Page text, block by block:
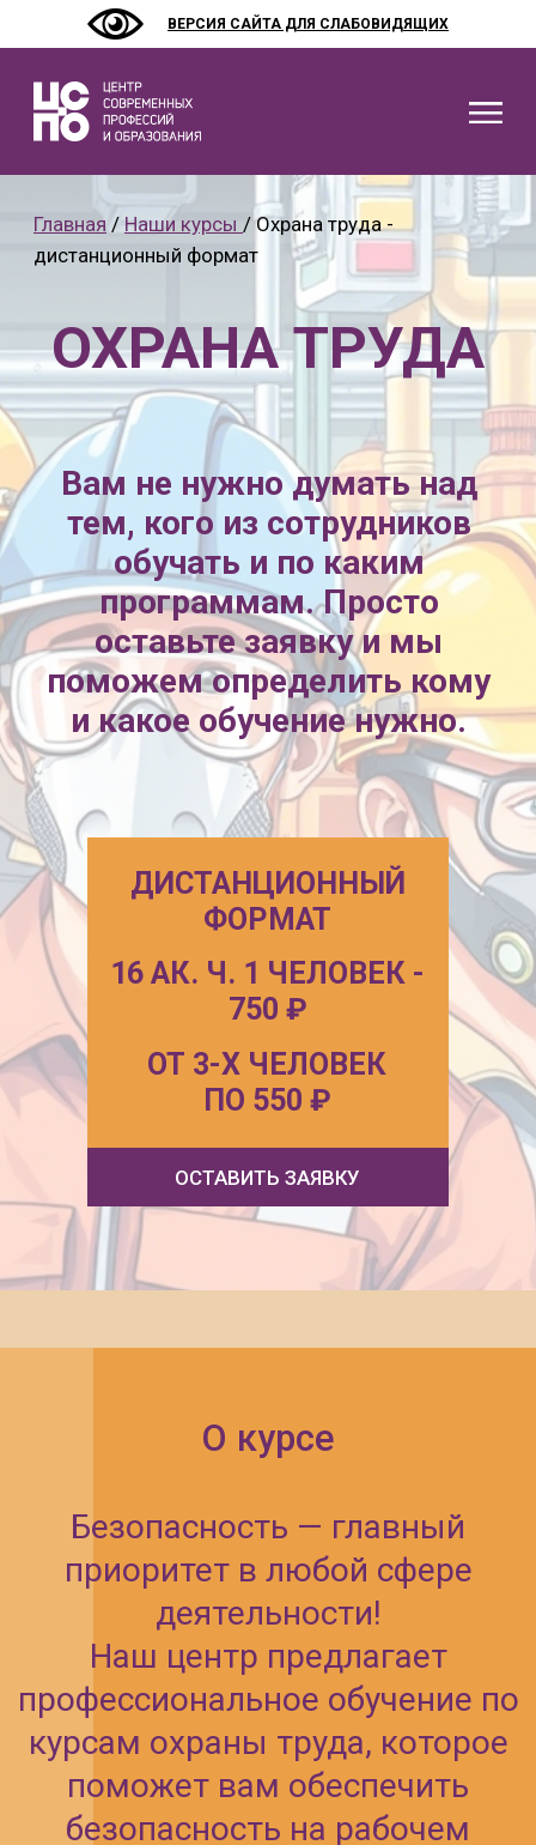
ВЕРСИЯ САЙТА ДЛЯ СЛАБОВИДЯЩИХ
НАШИ КУРСЫ
КАК НАЧАТЬ
КОНТАКТЫ
СОЦ.КОНТРАКТ
НАЛОГОВЫЙ
ВЫЧЕТ 13%
8 (800) 550 36
8 (927) 299 80
Записаться на
ОХРАНА ТРУДА
Вам не нужно думать над
тем, кого из сотрудников
обучать и по каким
программам. Просто
оставьте заявку и мы
поможем определить кому
и какое обучение нужно.
ОСТАВИТЬ ЗАЯВКУ
16 АК. Ч. 1 ЧЕЛОВЕК -
750₽
ДИСТАНЦИОННЫЙ
ФОРМАТ
ОТ 3-Х ЧЕЛОВЕК
О курсе
Безопасность — главный
приоритет в любой сфере
деятельности!
Наш центр предлагает
профессиональное обучение по
курсам охраны труда, которое
поможет вам обеспечить
познакомитесь с
современными методами и
связанных с различными
опасными условиями и
веществами.
Наши программы рассчитаны
на широкий круг специалистов:
от стропальщиков, сварщиков
и рабочих люльки подъемника-
вышки, до руководителей и
специалистов по охране труда.
Обучение проводится в